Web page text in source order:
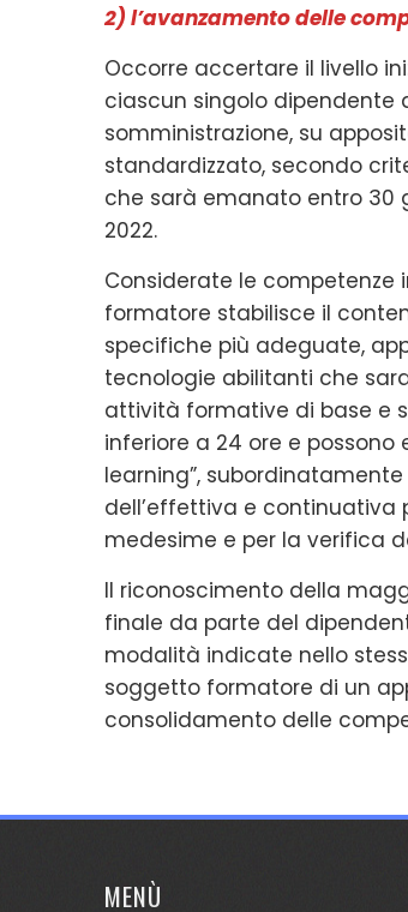
2) l’avanzamento delle
Occorre accertare il livello
ciascun singolo dipendente
somministrazione, su
standardizzato, secondo
che sarà emanato entro 30
2022.
Considerate le competenze
formatore stabilisce il
specifiche più adeguate,
tecnologie abilitanti che
attività formative di base e
inferiore a 24 ore e
learning”,
dell’effettiva e continuativa
medesime e per la verifica
Il riconoscimento della
finale da parte del
modalità indicate nello
soggetto formatore di un
consolidamento delle
MENÙ